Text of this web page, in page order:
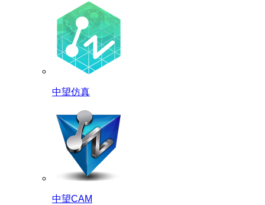
中望仿真
中望CAM